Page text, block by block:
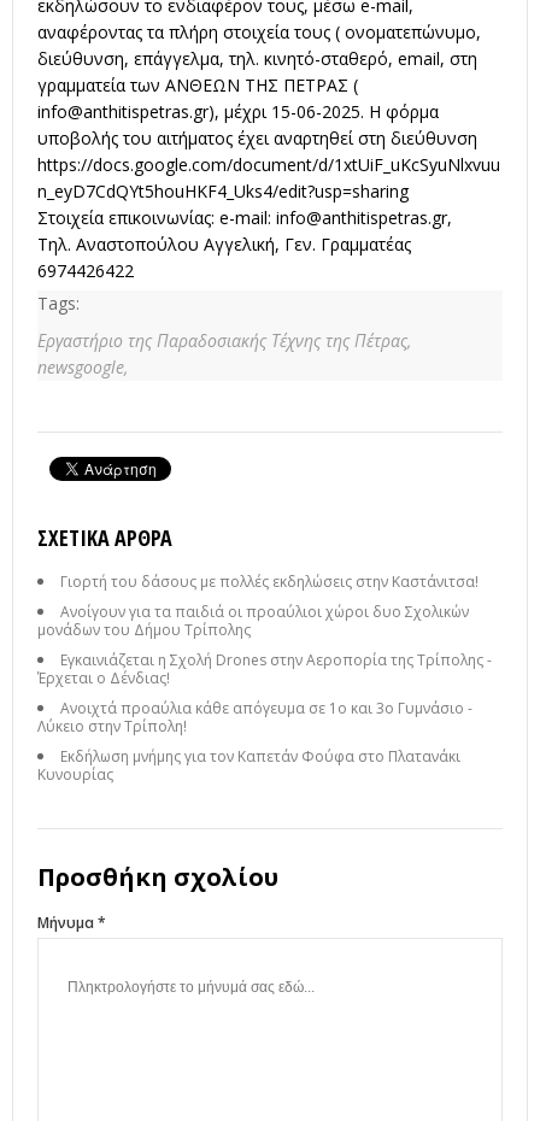
εκδηλώσουν το ενδιαφέρον τους, μέσω e-mail,
αναφέροντας τα πλήρη στοιχεία τους ( ονοματεπώνυμο,
διεύθυνση, επάγγελμα, τηλ. κινητό-σταθερό, email, στη
γραμματεία των ΑΝΘΕΩΝ ΤΗΣ ΠΕΤΡΑΣ (
info@anthitispetras.gr), μέχρι 15-06-2025. Η φόρμα
υποβολής του αιτήματος έχει αναρτηθεί στη διεύθυνση
https://docs.google.com/document/d/1xtUiF_uKcSyuNlxvuu
n_eyD7CdQYt5houHKF4_Uks4/edit?usp=sharing
Στοιχεία επικοινωνίας: e-mail: info@anthitispetras.gr,
Τηλ. Αναστοπούλου Αγγελική, Γεν. Γραμματέας
6974426422
Tags:
Εργαστήριο της Παραδοσιακής Τέχνης της Πέτρας,
newsgoogle,
ΣΧΕΤΙΚΆ ΆΡΘΡΑ
Γιορτή του δάσους με πολλές εκδηλώσεις στην Καστάνιτσα!
Ανοίγουν για τα παιδιά οι προαύλιοι χώροι δυο Σχολικών
μονάδων του Δήμου Τρίπολης
Εγκαινιάζεται η Σχολή Drones στην Αεροπορία της Τρίπολης -
Έρχεται ο Δένδιας!
Ανοιχτά προαύλια κάθε απόγευμα σε 1ο και 3ο Γυμνάσιο -
Λύκειο στην Τρίπολη!
Εκδήλωση μνήμης για τον Καπετάν Φούφα στο Πλατανάκι
Κυνουρίας
Προσθήκη σχολίου
Μήνυμα *